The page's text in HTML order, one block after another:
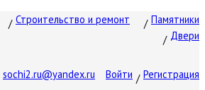
Строительство и ремонт
Памятники
Двери
sochi2.ru@yandex.ru Войти Регистрация